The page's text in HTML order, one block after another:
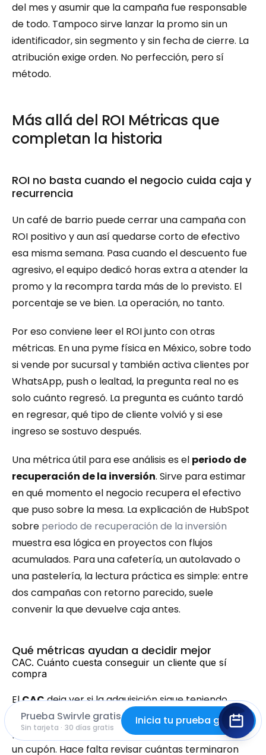
del mes y asumir que la campaña fue responsable
de todo. Tampoco sirve lanzar la promo sin un
identificador, sin segmento y sin fecha de cierre. La
atribución exige orden. No perfección, pero sí
método.
Más allá del ROI Métricas que
completan la historia
ROI no basta cuando el negocio cuida caja y
recurrencia
Un café de barrio puede cerrar una campaña con
ROI positivo y aun así quedarse corto de efectivo
esa misma semana. Pasa cuando el descuento fue
agresivo, el equipo dedicó horas extra a atender la
promo y la recompra tarda más de lo previsto. El
porcentaje se ve bien. La operación, no tanto.
Por eso conviene leer el ROI junto con otras
métricas. En una pyme física en México, sobre todo
si vende por sucursal y también activa clientes por
WhatsApp, push o lealtad, la pregunta real no es
solo cuánto regresó. La pregunta es cuánto tardó
en regresar, qué tipo de cliente volvió y si ese
ingreso se sostuvo después.
Una métrica útil para ese análisis es el periodo de
recuperación de la inversión. Sirve para estimar
en qué momento el negocio recupera el efectivo
que puso sobre la mesa. La explicación de HubSpot
sobre periodo de recuperación de la inversión
muestra esa lógica en proyectos con flujos
acumulados. Para una cafetería, un autolavado o
una pastelería, la lectura práctica es simple: entre
dos campañas con retorno parecido, suele
convenir la que devuelve caja antes.
Qué métricas ayudan a decidir mejor
CAC. Cuánto cuesta conseguir un cliente que sí
compra
El CAC deja ver si la adquisición sigue teniendo
sentido económico. No basta contar cuántas
personas respondieron un mensaje o descargaron
un cupón. Hace falta revisar cuántas terminaron
Prueba Swirvle gratis
Sin tarjeta · 30 días gratis
Inicia tu prueba gratis